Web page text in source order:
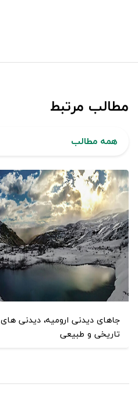
مطالب مرتبط
همه مطالب
جاهای دیدنی ارومیه، دیدنی های
تاریخی و طبیعی